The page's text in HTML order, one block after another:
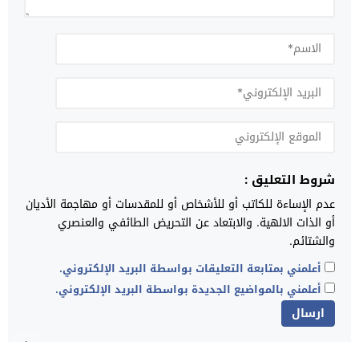
شروط التعليق :
عدم الإساءة للكاتب أو للأشخاص أو للمقدسات أو مهاجمة الأديان
أو الذات الالهية. والابتعاد عن التحريض الطائفي والعنصري
والشتائم.
أعلمني بمتابعة التعليقات بواسطة البريد الإلكتروني.
أعلمني بالمواضيع الجديدة بواسطة البريد الإلكتروني.